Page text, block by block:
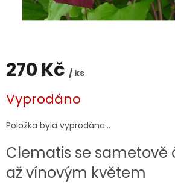
270 Kč / ks
cena:
Vyprodáno
Položka byla vyprodána…
Clematis se sametově
až vínovým květem